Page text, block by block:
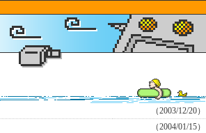
（2003/12/20）
（2004/01/15）